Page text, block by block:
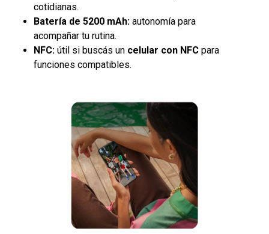
cotidianas.
Batería de 5200 mAh: autonomía para
acompañar tu rutina.
NFC: útil si buscás un celular con NFC para
funciones compatibles.